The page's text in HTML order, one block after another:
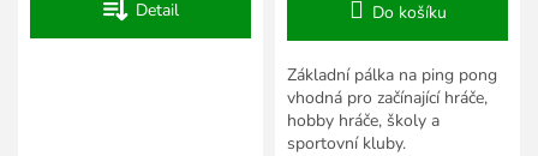
Detail Do košíku
Základní pálka na ping pong
vhodná pro začínající hráče,
hobby hráče, školy a
sportovní kluby.